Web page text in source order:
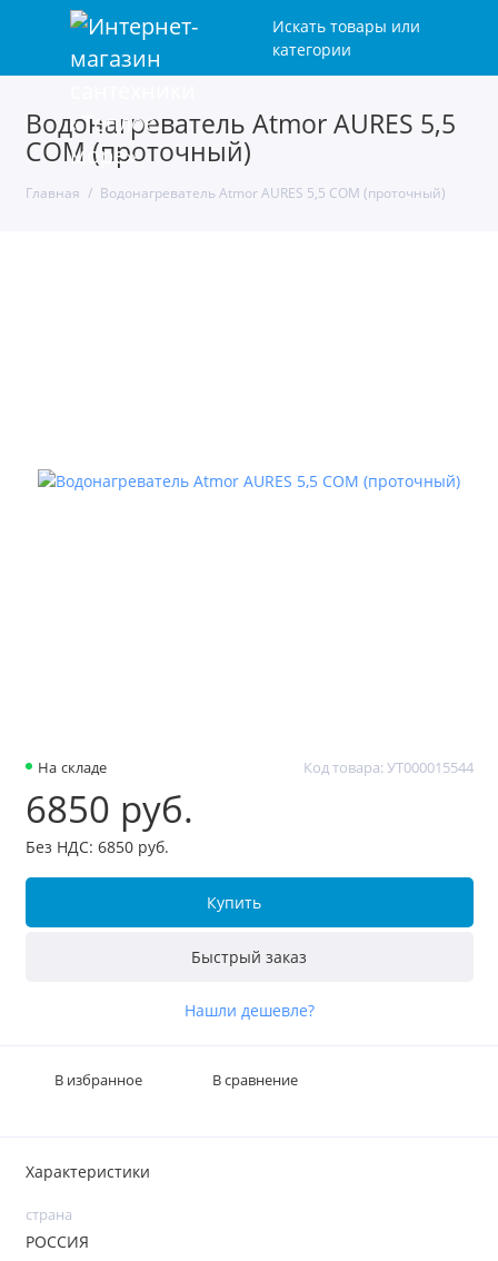
Искать товары или
категории
Водонагреватель Atmor AURES 5,5
COM (проточный)
Главная Водонагреватель Atmor AURES 5,5 COM (проточный)
На складе Код товара: УТ000015544
6850 руб.
Без НДС: 6850 руб.
Купить
Быстрый заказ
Нашли дешевле?
В избранное В сравнение
Характеристики
страна
РОССИЯ